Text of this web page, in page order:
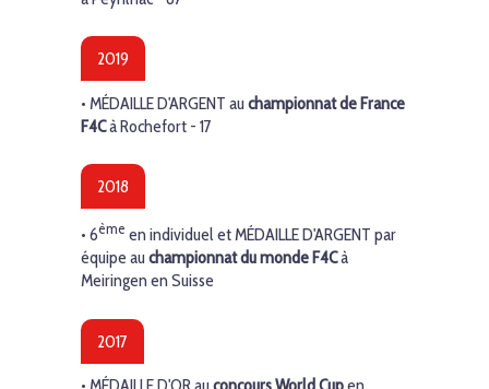
2019
• MÉDAILLE D'ARGENT au championnat de France
F4Cà Rochefort - 17
2018
• 6ème en individuel etMÉDAILLE D'ARGENT par
équipe au championnat du monde F4Cà
Meiringen en Suisse
2017